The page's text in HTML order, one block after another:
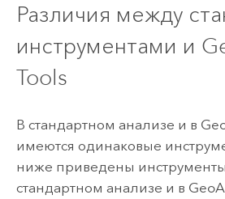
Различия между
инструментами и
Tools
В стандартном анализе и в
имеются одинаковые
ниже приведены
стандартном анализе и в